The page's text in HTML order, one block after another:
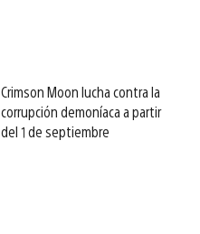
Crimson Moon lucha contra la
corrupción demoníaca a partir
del 1 de septiembre